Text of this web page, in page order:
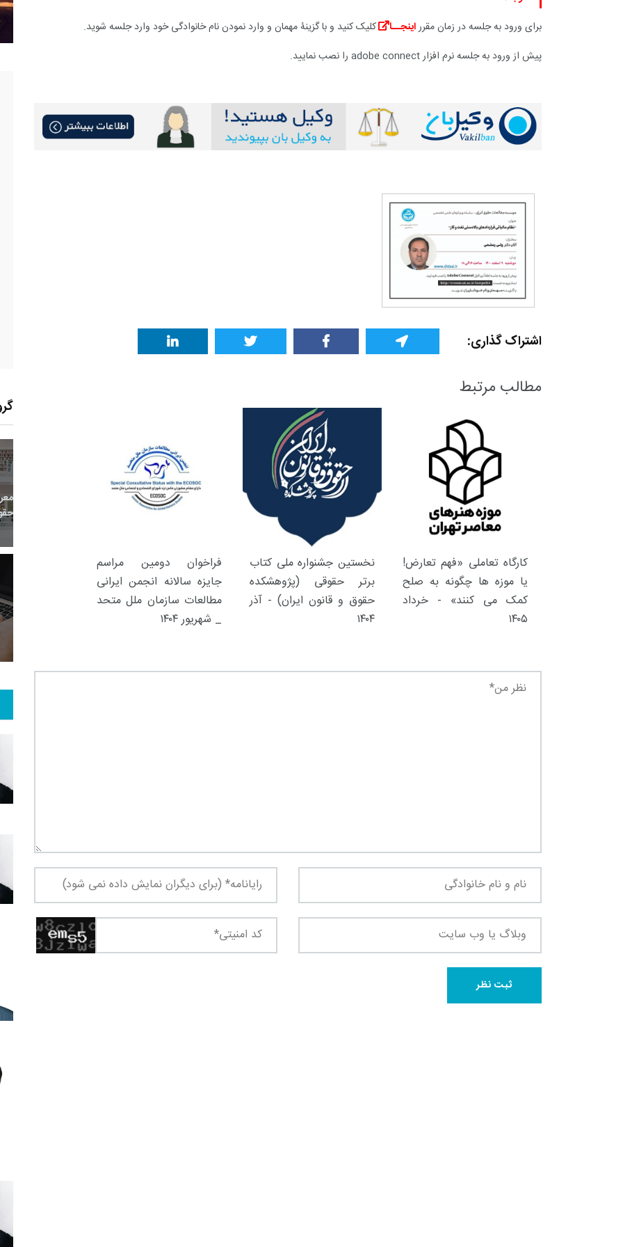
برای ورود به جلسه در زمان مقرراینجــا
کلیک کنید و با گزینۀ مهمان و وارد نمودن نام خانوادگی خود وارد جلسه شوید.
پیش از ورود به جلسه نرم افزارadobe connect را نصب نمایید.
اشتراک گذاری:
مطالب مرتبط
کارگاه تعاملی «فهم تعارض!
یا موزه ها چگونه به صلح
کمک می کنند» - خرداد
۱۴۰۵
نخستین جشنواره ملی کتاب
برتر حقوقی (پژوهشکده
حقوق و قانون ایران) - آذر
۱۴۰۴
فراخوان دومین مراسم
جایزه سالانه انجمن ایرانی
مطالعات سازمان ملل متحد
_ شهریور ۱۴۰۴
1+
راهنما
111+
رویداد
0+ +
2 + 3+
معرفی کتاب های حقوقی
2
گفت و گو